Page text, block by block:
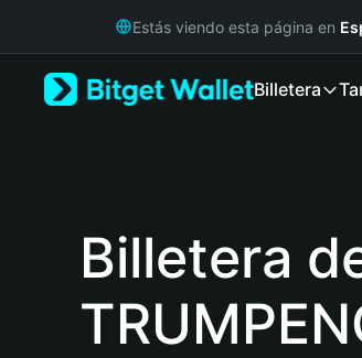
Русский
Português (Portugal)
Bahasa Indonesia
Estás viendo esta página en
Billetera
Billetera